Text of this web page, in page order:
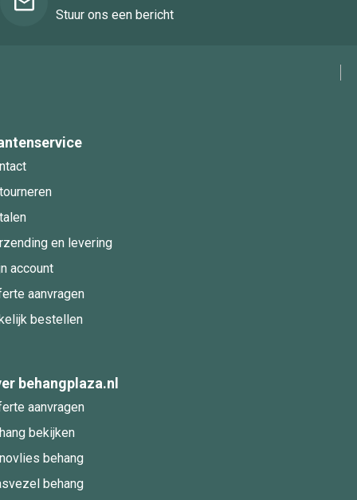
Stuur ons een bericht
en levering
account
aanvragen
bestellen
behangplaza.nl
aanvragen
bekijken
behang
behang